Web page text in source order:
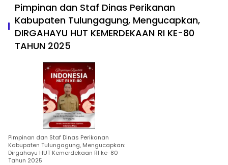
Pimpinan dan Staf Dinas Perikanan
Kabupaten Tulungagung, Mengucapkan,
DIRGAHAYU HUT KEMERDEKAAN RI KE-80
TAHUN 2025
Pimpinan dan Staf Dinas Perikanan
Kabupaten Tulungagung, Mengucapkan:
Dirgahayu HUT Kemerdekaan RI ke-80
Tahun 2025